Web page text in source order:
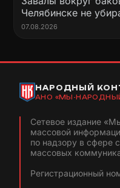
Челябинске не
07.08.2026
НАРОДНЫЙ
АНО «МЫ-
Сетевое издание
массовой
по надзору в сфере
массовых
Регистрационный